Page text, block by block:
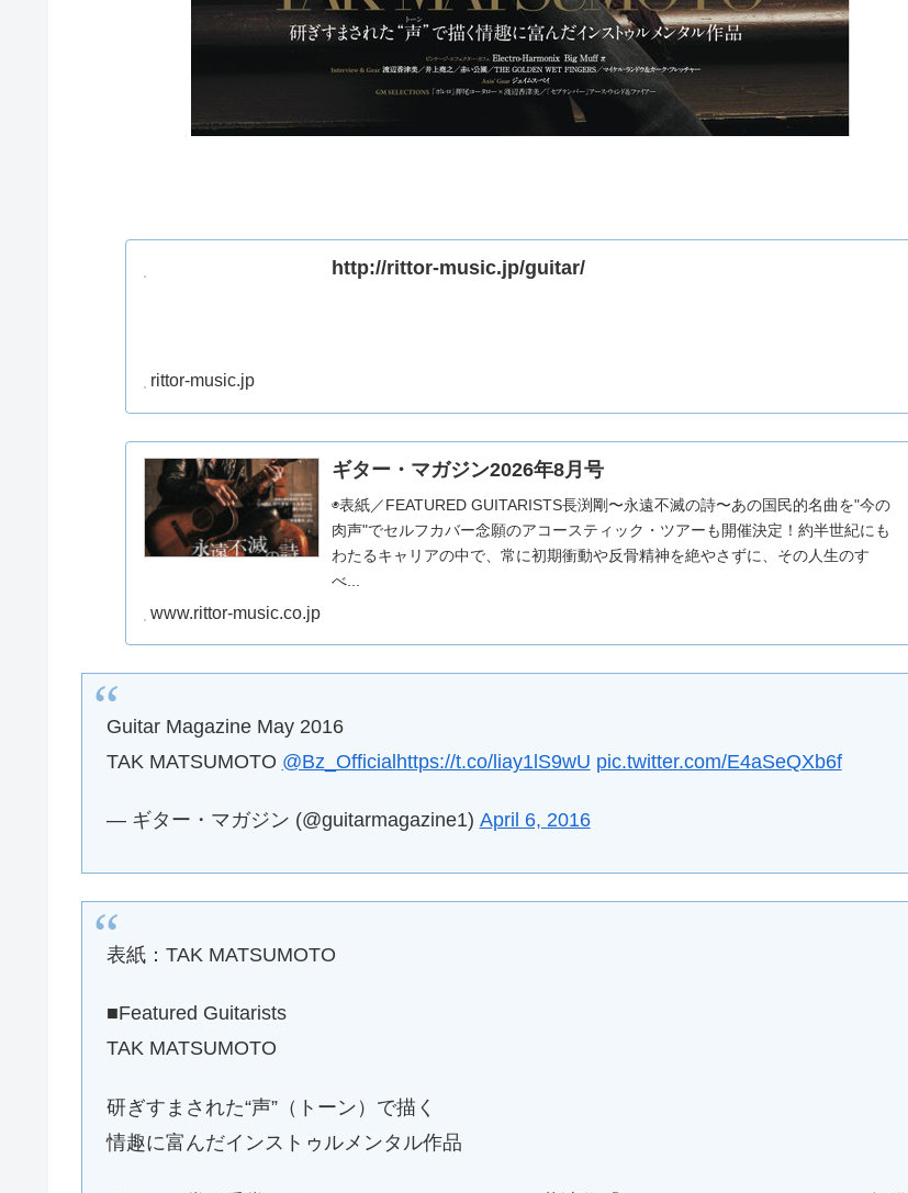
http://rittor-music.jp/guitar/
rittor-music.jp
ギター・マガジン2026年8月号
◉表紙／FEATURED GUITARISTS長渕剛〜永遠不滅の詩〜あの国民的名曲を"今の
肉声"でセルフカバー念願のアコースティック・ツアーも開催決定！約半世紀にも
わたるキャリアの中で、常に初期衝動や反骨精神を絶やさずに、その人生のす
べ...
www.rittor-music.co.jp
Guitar Magazine May 2016
TAK MATSUMOTO @Bz_Officialhttps://t.co/liay1lS9wU pic.twitter.com/E4aSeQXb6f
— ギター・マガジン (@guitarmagazine1) April 6, 2016
表紙：TAK MATSUMOTO
■Featured Guitarists
TAK MATSUMOTO
研ぎすまされた“声”（トーン）で描く
情趣に富んだインストゥルメンタル作品